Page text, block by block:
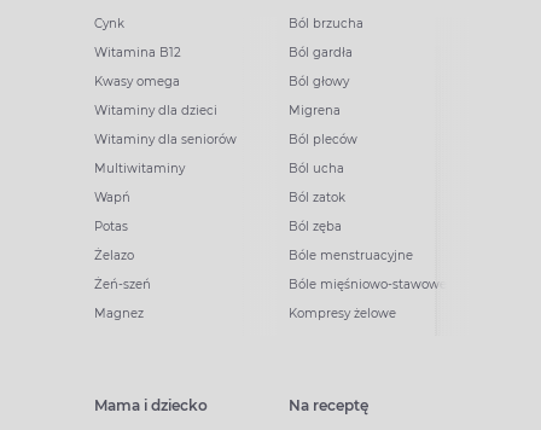
Cynk
Witamina B12
Kwasy omega
Witaminy dla dzieci
Witaminy dla seniorów
Multiwitaminy
Wapń
Potas
Żelazo
Żeń-szeń
Magnez
Ból brzucha
Ból gardła
Ból głowy
Migrena
Ból pleców
Ból ucha
Ból zatok
Ból zęba
Bóle menstruacyjne
Bóle mięśniowo-stawowe
Kompresy żelowe
Mama i dziecko Na receptę